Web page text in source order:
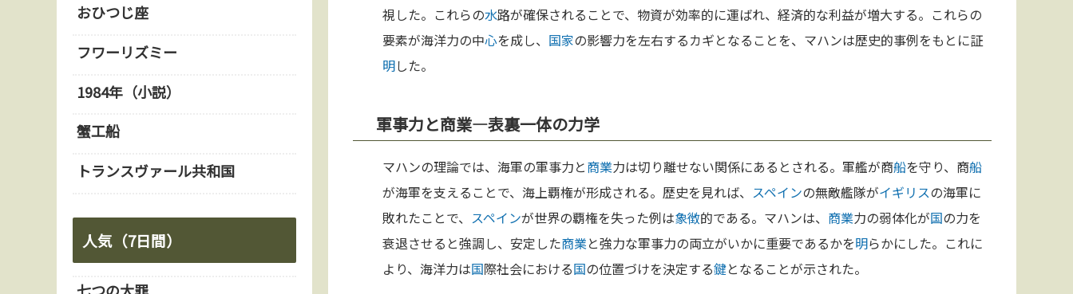
視した。これらの水路が確保されることで、物資が効率的に運ばれ、経済的な利益が増大する。これらの
要素が海洋力の中心を成し、 国家の影響力を左右するカギとなることを、マハンは歴史的事例をもとに証
明した。
軍事力と商業—表裏一体の力学
マハンの理論では、海軍の軍事力と商業力は切り離せない関係にあるとされる。軍艦が商船を守り、商船
が海軍を支えることで、海上覇権が形成される。歴史を見れば、 スペインの無敵艦隊がイギリスの海軍に
敗れたことで、 スペインが世界の覇権を失った例は象徴的である。マハンは、 商業力の弱体化が国の力を
衰退させると強調し、安定した商業と強力な軍事力の両立がいかに重要であるかを明らかにした。これに
より、海洋力は国際社会における国の位置づけを決定する鍵となることが示された。
おひつじ座
フワーリズミー
1984年（小説）
蟹工船
トランスヴァール共和国
人気（7日間）
七つの大罪